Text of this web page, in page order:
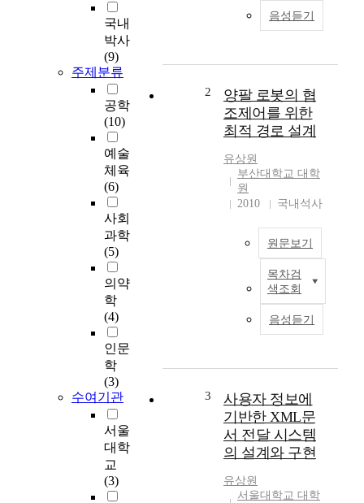
국내
박사
(9)
주제분류
공학
(10)
예술
체육
(6)
사회
과학
(5)
의약
학
(4)
인문
학
(3)
수여기관
서울
대학
교
(3)
음성듣기
2
양팔 로봇의 협
조제어를 위한
최적 경로 설계
유상원
부산대학교 대학
원
2010
국내석사
원문보기
목차검
색조회
음성듣기
3
사용자 정보에
기반한 XML문
서 전달 시스템
의 설계와 구현
유상원
서울대학교 대학